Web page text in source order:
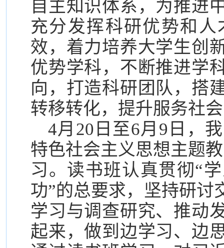
自主知识体系，为推进
充分发挥科研优势和
效，着力培养大学生创
优势学科，不断推进学
向，打造科研团队，搭
转移转化，提升服务社
4月20日至6月9日，
特色社会主义思想主题
习。读书班认真贯彻“
功”的总要求，坚持研讨
学习与调查研究、推动
起来，做到边学习、边